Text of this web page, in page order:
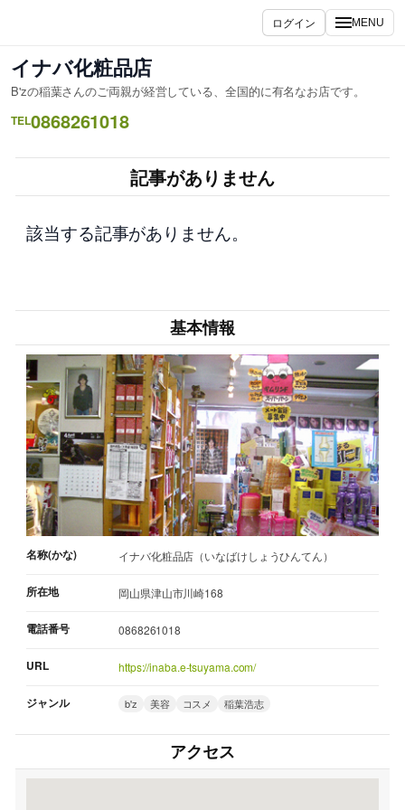
ス
キ
ッ
ログイン MENU
イナバ化粧品店
B'zの稲葉さんのご両親が経営している、全国的に有名なお店です。
TEL0868261018
記事がありません
該当する記事がありません。
基本情報
名称(かな) イナバ化粧品店（いなばけしょうひんてん）
所在地 岡山県津山市川崎168
電話番号 0868261018
URL https://inaba.e-tsuyama.com/
ジャンル b'z 美容 コスメ 稲葉浩志
アクセス